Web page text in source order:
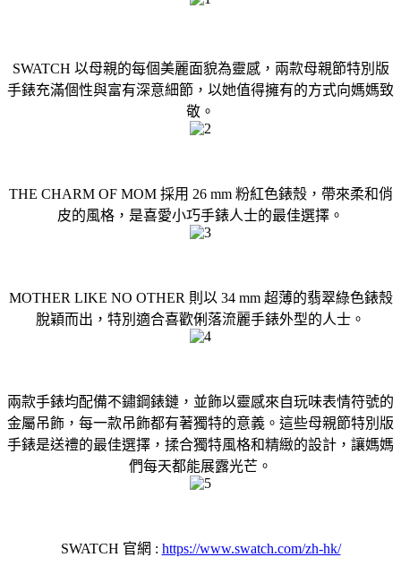
SWATCH 以母親的每個美麗面貌為靈感，兩款母親節特別版
手錶充滿個性與富有深意細節，以她值得擁有的方式向媽媽致
敬。
THE CHARM OF MOM 採用 26 mm 粉紅色錶殼，帶來柔和俏
皮的風格，是喜愛小巧手錶人士的最佳選擇。
MOTHER LIKE NO OTHER 則以 34 mm 超薄的翡翠綠色錶殼
脫穎而出，特別適合喜歡俐落流麗手錶外型的人士。
兩款手錶均配備不鏽鋼錶鏈，並飾以靈感來自玩味表情符號的
金屬吊飾，每一款吊飾都有著獨特的意義。這些母親節特別版
手錶是送禮的最佳選擇，揉合獨特風格和精緻的設計，讓媽媽
們每天都能展露光芒。
SWATCH 官網 : https://www.swatch.com/zh-hk/